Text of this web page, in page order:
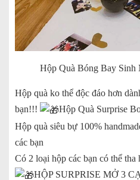
Hộp Quà Bóng Bay Sinh
Hộp quà ko thể độc đáo hơn
bạn!!!
Hộp Quà Surprise
Hộp quà siêu bự 100%
các bạn
Có 2 loại hộp các bạn có thể tha
HỘP SURPRISE MỞ 3